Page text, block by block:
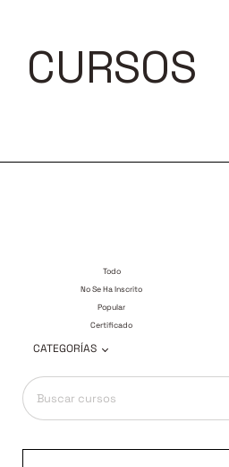
CURSOS
Todo
No Se Ha Inscrito
Popular
Certificado
CATEGORÍAS